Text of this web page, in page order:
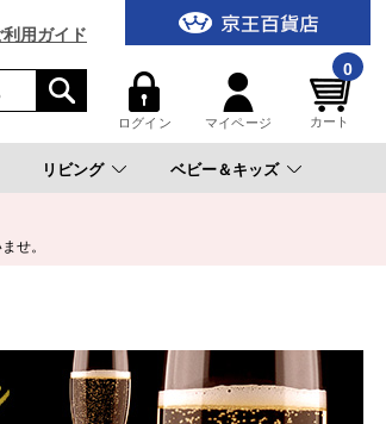
利用ガイド
ログイン マイページ
0
カート
リビング ベビー＆キッズ
せ。